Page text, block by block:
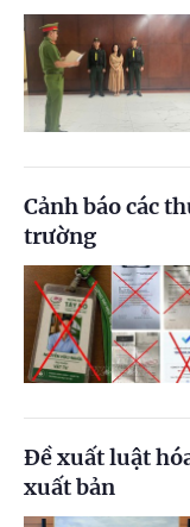
Cảnh báo các
trường
Đề xuất luật
xuất bản